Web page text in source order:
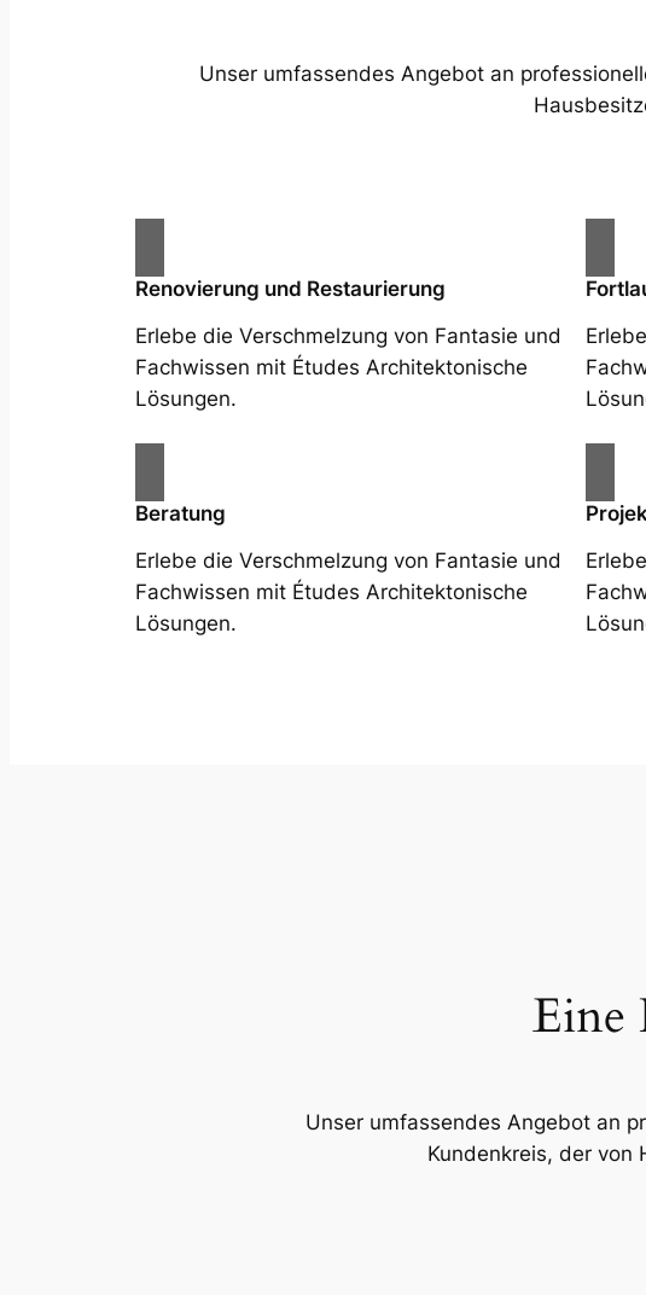
Unser umfassendes Angebot an
Renovierung und Restaurierung
Erlebe die Verschmelzung von Fantasie und
Fachwissen mit Études Architektonische
Lösungen.
Beratung
Erlebe die Verschmelzung von Fantasie und
Fachwissen mit Études Architektonische
Lösungen.
Eine
Unser umfassendes Angebot an
Kundenkreis, der von